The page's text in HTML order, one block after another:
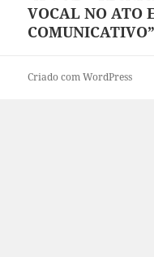
seguinte:
VOCAL NO ATO
COMUNICATIVO”
Criado com WordPress